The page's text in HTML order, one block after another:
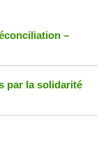
–
par la solidarité